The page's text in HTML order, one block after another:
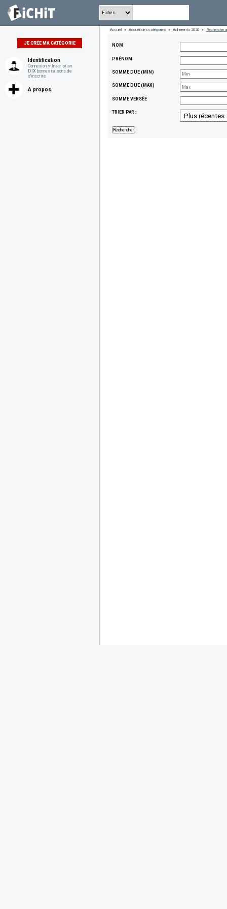
JE CRÉE MA CATÉGORIE
Identification
Connexion ~ Inscription
DIX bonnes raisons de
s'inscrire
A propos
Accueil » Accueil des catégories » Adherents 2020 » Recherche
NOM
PRÉNOM
SOMME DUE (MIN)
SOMME DUE (MAX)
SOMME VERSÉE
TRIER PAR :